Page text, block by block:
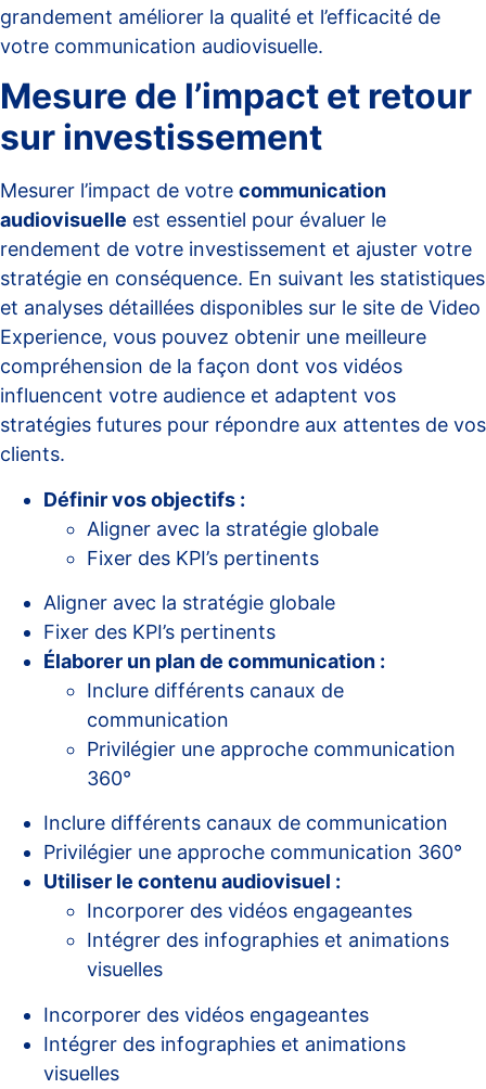
grandement améliorer la qualité et l’efficacité de
votre communication audiovisuelle.
Mesure de l’impact et retour
sur investissement
Mesurer l’impact de votre communication
audiovisuelle est essentiel pour évaluer le
rendement de votre investissement et ajuster votre
stratégie en conséquence. En suivant les statistiques
et analyses détaillées disponibles sur le site de Video
Experience, vous pouvez obtenir une meilleure
compréhension de la façon dont vos vidéos
influencent votre audience et adaptent vos
stratégies futures pour répondre aux attentes de vos
clients.
Définir vos objectifs :
Aligner avec la stratégie globale
Fixer des KPI’s pertinents
Aligner avec la stratégie globale
Fixer des KPI’s pertinents
Élaborer un plan de communication :
Inclure différents canaux de
communication
Privilégier une approche communication
360°
Inclure différents canaux de communication
Privilégier une approche communication 360°
Utiliser le contenu audiovisuel :
Incorporer des vidéos engageantes
Intégrer des infographies et animations
visuelles
Incorporer des vidéos engageantes
Intégrer des infographies et animations
visuelles